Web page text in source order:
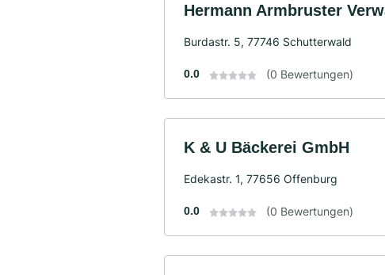
Hermann Armbruster
Burdastr. 5, 77746 Schutterwald
0.0 (0 Bewertungen)
K & U Bäckerei GmbH
Edekastr. 1, 77656 Offenburg
0.0 (0 Bewertungen)